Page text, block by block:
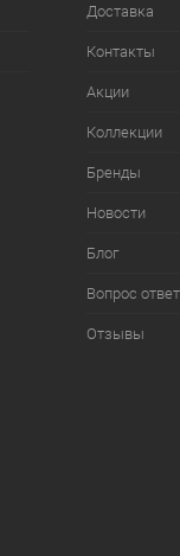
Доставка
Контакты
Акции
Коллекции
Бренды
Новости
Блог
Вопрос ответ
Отзывы